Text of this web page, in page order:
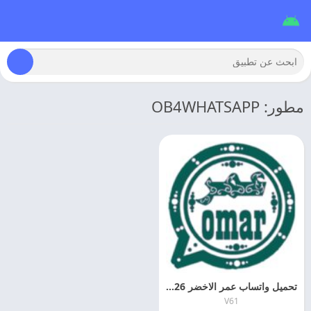
مطور: OB4WHATSAPP
تحميل واتساب عمر الاخضر 2026 OB4WHATSAPP اخر اصدار
V61